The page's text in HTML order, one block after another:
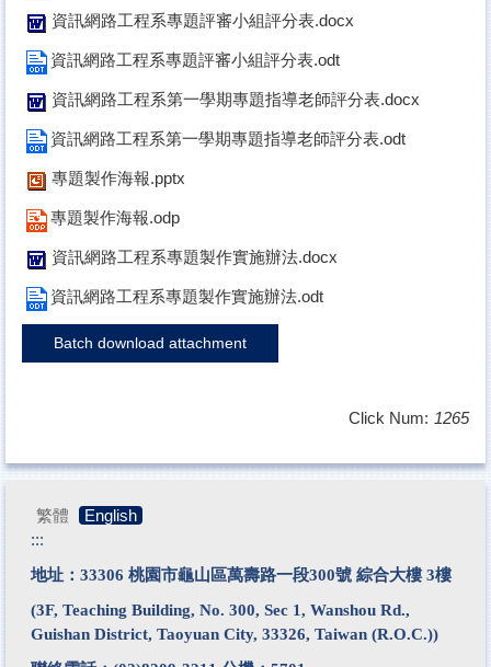
資訊網路工程系專題評審小組評分表.docx
資訊網路工程系專題評審小組評分表.odt
資訊網路工程系第一學期專題指導老師評分表.docx
資訊網路工程系第一學期專題指導老師評分表.odt
專題製作海報.pptx
專題製作海報.odp
資訊網路工程系專題製作實施辦法.docx
資訊網路工程系專題製作實施辦法.odt
Batch download attachment
Click Num: 1265
繁體
English
:::
地址：33306 桃園市龜山區萬壽路一段300號 綜合大樓 3樓
(3F, Teaching Building, No. 300, Sec 1, Wanshou Rd.,
Guishan District, Taoyuan City, 33326, Taiwan (R.O.C.))